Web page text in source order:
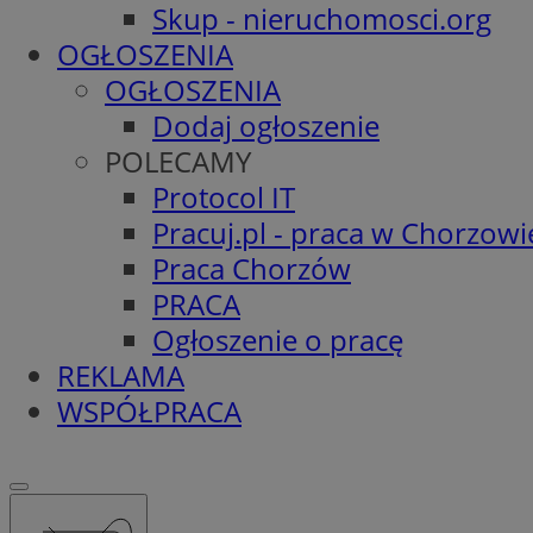
Skup - nieruchomosci.org
OGŁOSZENIA
OGŁOSZENIA
Dodaj ogłoszenie
POLECAMY
Protocol IT
Pracuj.pl - praca w
Praca Chorzów
PRACA
Ogłoszenie o pracę
REKLAMA
WSPÓŁPRACA